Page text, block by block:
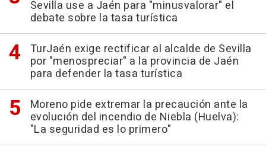
Sevilla use a Jaén para "minusvalorar" el
debate sobre la tasa turística
TurJaén exige rectificar al alcalde de Sevilla
por "menospreciar" a la provincia de Jaén
para defender la tasa turística
Moreno pide extremar la precaución ante la
evolución del incendio de Niebla (Huelva):
"La seguridad es lo primero"